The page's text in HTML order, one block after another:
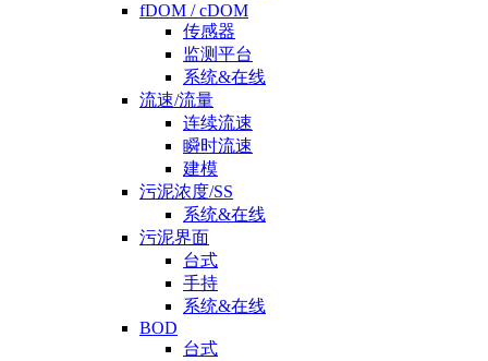
fDOM / cDOM
传感器
监测平台
系统&在线
流速/流量
连续流速
瞬时流速
建模
污泥浓度/SS
系统&在线
污泥界面
台式
手持
系统&在线
BOD
台式